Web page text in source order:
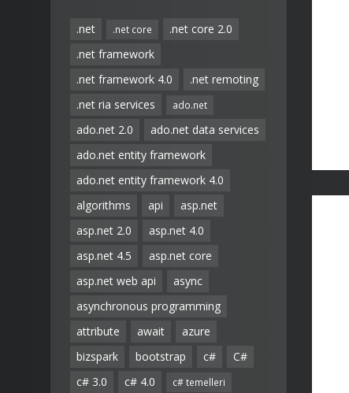
.net .net core
.net core 2.0
.net framework
.net framework 4.0
.net remoting
.net ria services
ado.net
ado.net 2.0
ado.net data services
ado.net entity framework
ado.net entity framework 4.0
algorithms
api
asp.net
asp.net 2.0
asp.net 4.0
asp.net 4.5
asp.net core
asp.net web api
async
asynchronous programming
attribute
await
azure
bizspark
bootstrap c#
C#
c# 3.0
c# 4.0 c# temelleri